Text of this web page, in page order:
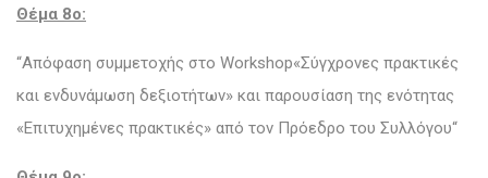
Θέμα 8o:
“Απόφαση συμμετοχής στο Workshop«Σύγχρονες πρακτικές
και ενδυνάμωση δεξιοτήτων» και παρουσίαση της ενότητας
«Επιτυχημένες πρακτικές» από τον Πρόεδρο του Συλλόγου“